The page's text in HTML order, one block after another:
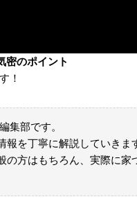
密のポイント
！
集部です。
を丁寧に解説していきま
の方はもちろん、実際に家